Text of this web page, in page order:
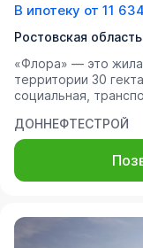
В ипотеку от 11
Ростовская
«Флора» — это
территории 30
социальная,
ДОННЕФТЕСТРОЙ